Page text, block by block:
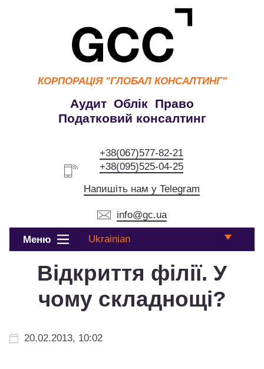
КОРПОРАЦІЯ "ГЛОБАЛ КОНСАЛТИНГ"
Аудит Облік Право
Податковий консалтинг
+38(067)577-82-21
+38(095)525-04-25
Напишіть нам у Telegram
info@gc.ua
Меню Ukrainian
Відкриття філії. У
чому складнощі?
20.02.2013, 10:02